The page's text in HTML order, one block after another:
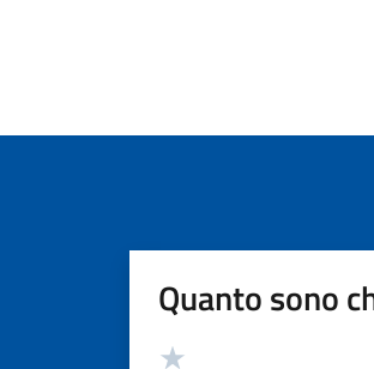
Quanto sono
Valutazione